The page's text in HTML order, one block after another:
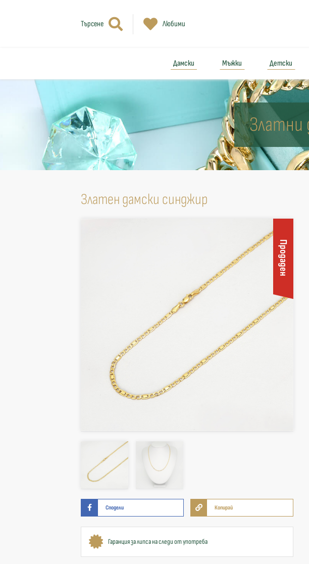
Търсене Любими
Дамски Мъжки Детски
Златни
Златен дамски синджир
Продаден
Сподели Копирай
Гаранция за липса на следи от употреба